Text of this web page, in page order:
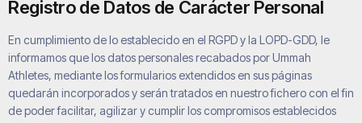
Registro de Datos de Carácter Personal
En cumplimiento de lo establecido en el RGPD y la LOPD-GDD, le
informamos que los datos personales recabados porUmmah
Athletes, mediante los formularios extendidos en sus páginas
quedarán incorporados y serán tratados en nuestro fichero con el fin
de poder facilitar, agilizar y cumplir los compromisos establecidos